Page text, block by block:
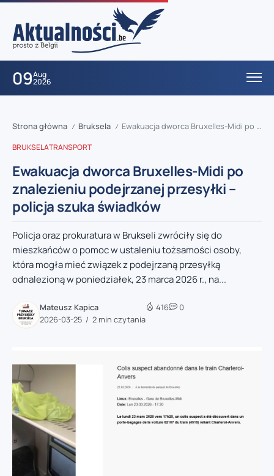
09Aug
2026
Strona główna / Bruksela / Ewakuacja dworca Bruxelles-Midi po znalezieniu podejrzanej przesyłki – policja szuka świadków
BRUKSELATRANSPORT
Ewakuacja dworca Bruxelles-Midi po
znalezieniu podejrzanej przesyłki –
policja szuka świadków
Policja oraz prokuratura w Brukseli zwróciły się do
mieszkańców o pomoc w ustaleniu tożsamości osoby,
która mogła mieć związek z podejrzaną przesyłką
odnalezioną w poniedziałek, 23 marca 2026 r., na...
Mateusz Kapica
2026-03-25
2 min czytania
416 0